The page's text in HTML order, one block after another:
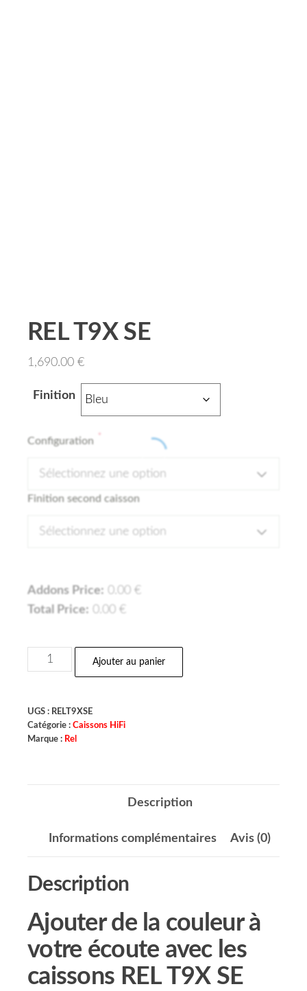
REL T9X SE
1,690.00 €
Finition
Configuration *
Sélectionnez une option
Finition second caisson
Sélectionnez une option
Addons Price: 0.00 €
Total Price: 0.00 €
Ajouter au panier
UGS : RELT9XSE
Catégorie : Caissons HiFi
Marque : Rel
Description
Informations complémentaires Avis (0)
Description
Ajouter de la couleur à
votre écoute avec les
caissons REL T9X SE